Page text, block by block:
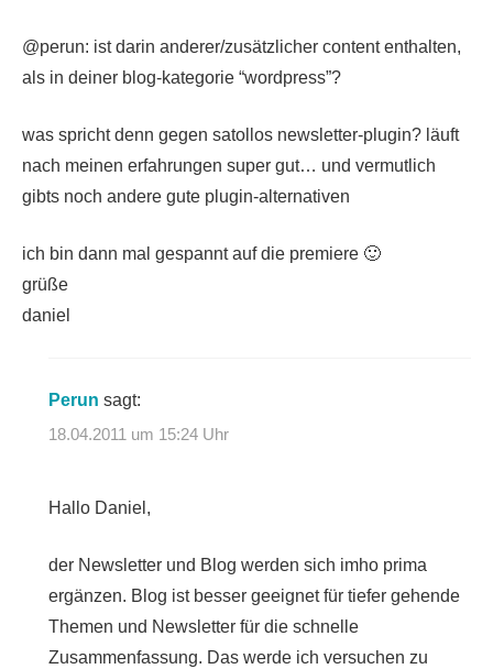
@perun: ist darin anderer/zusätzlicher content enthalten,
als in deiner blog-kategorie “wordpress”?
was spricht denn gegen satollos newsletter-plugin? läuft
nach meinen erfahrungen super gut… und vermutlich
gibts noch andere gute plugin-alternativen
ich bin dann mal gespannt auf die premiere 🙂
grüße
daniel
Perun sagt:
18.04.2011 um 15:24 Uhr
Hallo Daniel,
der Newsletter und Blog werden sich imho prima
ergänzen. Blog ist besser geeignet für tiefer gehende
Themen und Newsletter für die schnelle
Zusammenfassung. Das werde ich versuchen zu